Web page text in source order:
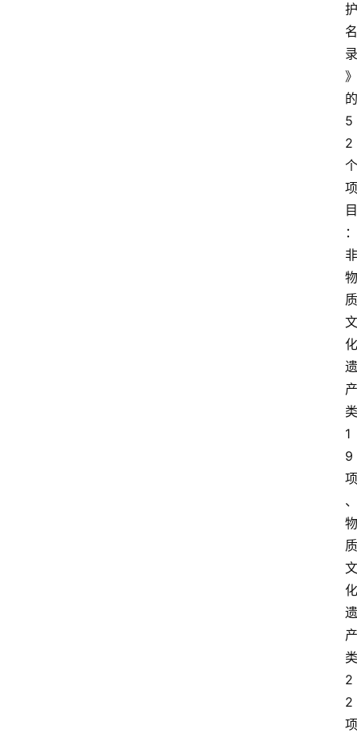
护
名
录
》
的
5
2
个
项
目
：
非
物
质
文
化
遗
产
类
1
9
项
、
物
质
文
化
遗
产
类
2
2
项